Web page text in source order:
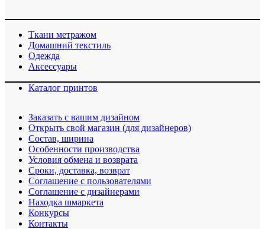
Ткани метражом
Домашний текстиль
Одежда
Аксессуары
Каталог принтов
Заказать с вашим дизайном
Открыть свой магазин (для дизайнеров)
Cостав, ширина
Особенности производства
Условия обмена и возврата
Сроки, доставка, возврат
Соглашение с пользователями
Соглашение с дизайнерами
Находка шмаркета
Конкурсы
Контакты